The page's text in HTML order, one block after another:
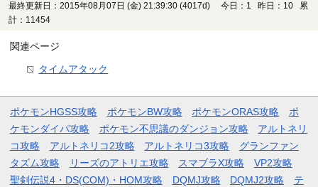
最終更新日：2015年08月07日 (金) 21:39:30 (4017d)
今日：1 昨日：10 累
計：11454
関連ページ
タイムアタック
ポケモンHGSS攻略 ポケモンBW攻略 ポケモンORAS攻略
ポ
ケモンダイパ攻略
ポケモン不思議のダンジョン攻略
アルトネリ
コ攻略
アルトネリコ2攻略 アルトネリコ3攻略
グランファン
タズム攻略
リーズのアトリエ攻略 スマブラX攻略
VP2攻略
聖剣伝説4・DS(COM)・HOM攻略
DQMJ攻略 DQMJ2攻略
テ